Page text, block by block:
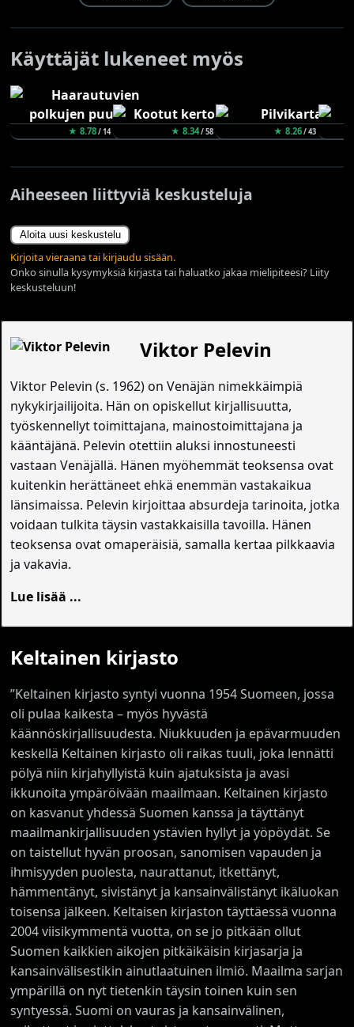
Käyttäjät lukeneet myös
★ 8.78/ 14 ★ 8.34/ 58 ★ 8.26/ 43
Aiheeseen liittyviä keskusteluja
Aloita uusi keskustelu
Kirjoita vieraana tai kirjaudu sisään.
Onko sinulla kysymyksiä kirjasta tai haluatko jakaa mielipiteesi? Liity
keskusteluun!
Viktor Pelevin
Viktor Pelevin (s. 1962) on Venäjän nimekkäimpiä
nykykirjailijoita. Hän on opiskellut kirjallisuutta,
työskennellyt toimittajana, mainostoimittajana ja
kääntäjänä. Pelevin otettiin aluksi innostuneesti
vastaan Venäjällä. Hänen myöhemmät teoksensa ovat
kuitenkin herättäneet ehkä enemmän vastakaikua
länsimaissa. Pelevin kirjoittaa absurdeja tarinoita, jotka
voidaan tulkita täysin vastakkaisilla tavoilla. Hänen
teoksensa ovat omaperäisiä, samalla kertaa pilkkaavia
ja vakavia.
Lue lisää ...
Keltainen kirjasto
”Keltainen kirjasto syntyi vuonna 1954 Suomeen, jossa
oli pulaa kaikesta – myös hyvästä
käännöskirjallisuudesta. Niukkuuden ja epävarmuuden
keskellä Keltainen kirjasto oli raikas tuuli, joka lennätti
pölyä niin kirjahyllyistä kuin ajatuksista ja avasi
ikkunoita ympäröivään maailmaan. Keltainen kirjasto
on kasvanut yhdessä Suomen kanssa ja täyttänyt
maailmankirjallisuuden ystävien hyllyt ja yöpöydät. Se
on taistellut hyvän proosan, sanomisen vapauden ja
ihmisyyden puolesta, naurattanut, itkettänyt,
hämmentänyt, sivistänyt ja kansainvälistänyt ikäluokan
toisensa jälkeen. Keltaisen kirjaston täyttäessä vuonna
2004 viisikymmentä vuotta, on se jo pitkään ollut
Suomen kaikkien aikojen pitkäikäisin kirjasarja ja
kansainvälisestikin ainutlaatuinen ilmiö. Maailma sarjan
ympärillä on nyt tietenkin täysin toinen kuin sen
syntyessä. Suomi on vauras ja kansainvälinen,